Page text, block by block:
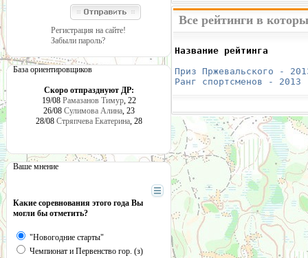
Регистрация на сайте!
Забыли пароль?
База ориентировщиков
Скоро отпразднуют ДР:
19/08 Рамазанов Тимур, 22
26/08 Сулимова Алина, 23
28/08 Стряпчева Екатерина, 28
Ваше мнение
Какие соревнования этого года Вы
могли бы отметить?
"Новогодние старты"
Чемпионат и Первенство гор. (з)
Все рейтинги в
Название рейтинга
Приз Пржевальского -
Ранг спортсменов - 2013